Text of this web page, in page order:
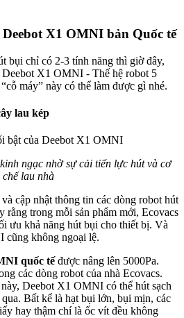
X1 OMNI bản Quốc tế
bụi chỉ có 2-3 tính năng thì giờ đây,
X1 OMNI - Thế hệ robot 5
máy” này có thể làm được gì nhé.
lau kép
ngạc nhờ sự cải tiến lực hút và cơ
chế lau nhà
cập nhật thông tin các dòng robot hút
rằng trong mỗi sản phẩm mới, Ecovacs
ưu khả năng hút bụi cho thiết bị. Và
cũng không ngoại lệ.
quốc tếđược nâng lên 5000Pa.
các dòng robot của nhà Ecovacs.
Deebot X1 OMNI có thể hút sạch
Bất kể là hạt bụi lớn, bụi mịn, các
hay thậm chí là ốc vít đều không